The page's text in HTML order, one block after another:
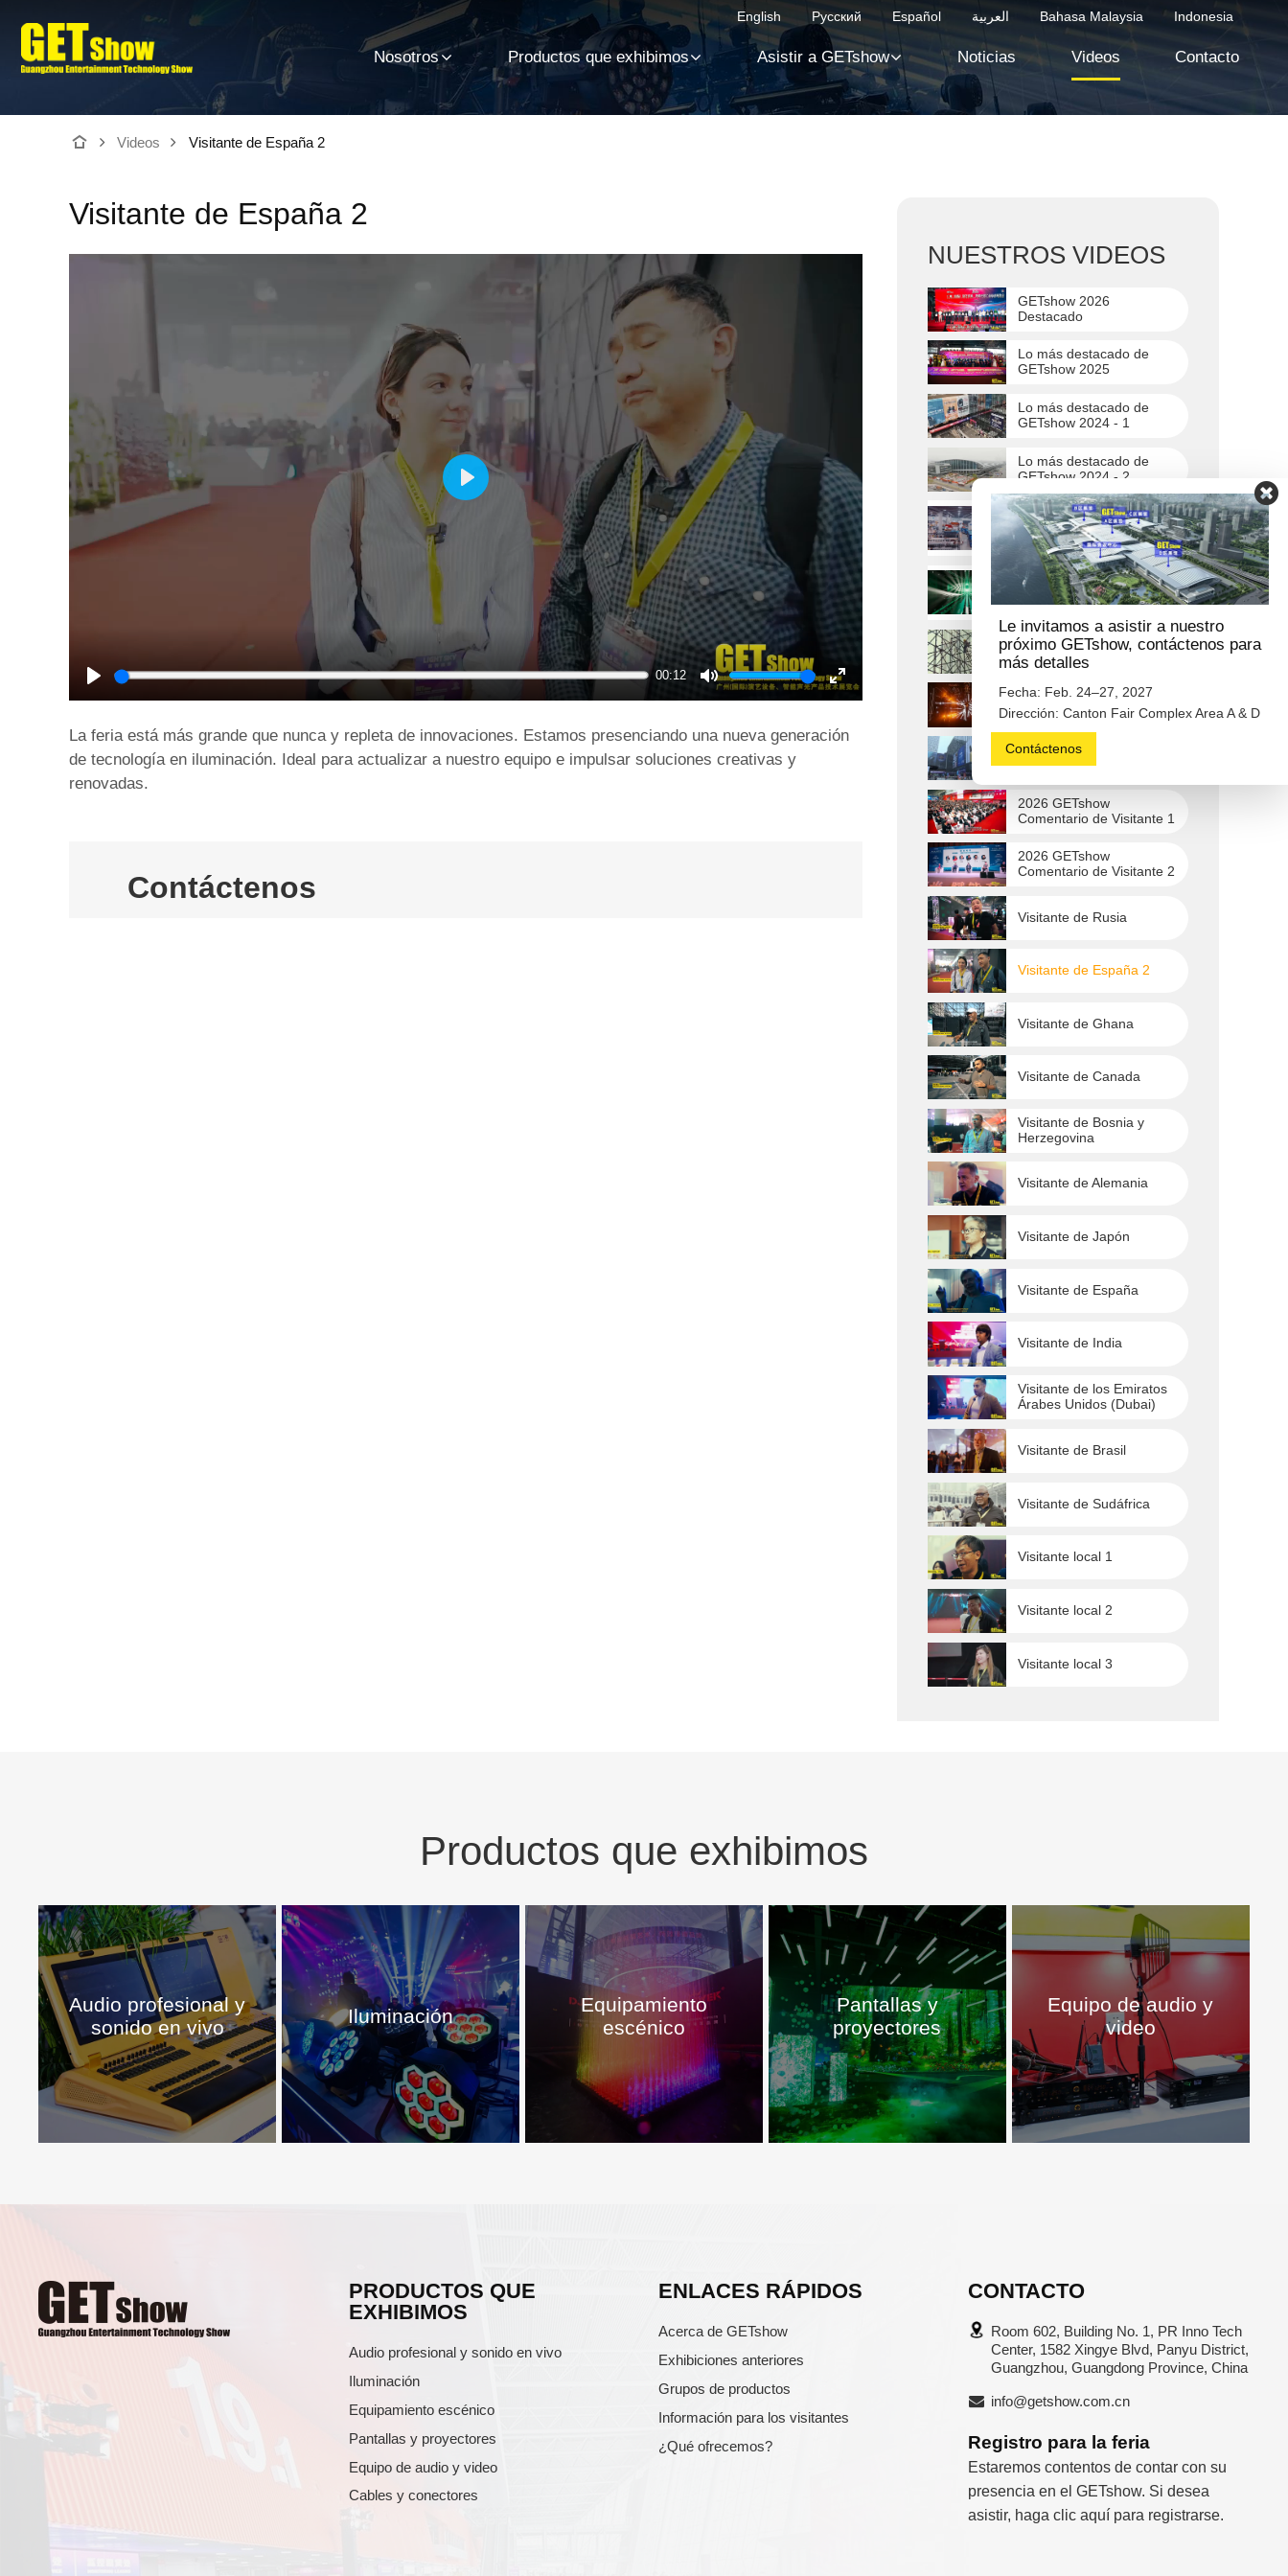
English Русский Español العربية Bahasa Malaysia Indonesia
Nosotros Productos que exhibimos Asistir a GETshow Noticias Videos Contacto
Videos Visitante de España 2
Visitante de España 2
Play
00:12
Mute
Enter
Play
La feria está más grande que nunca y repleta de innovaciones. Estamos presenciando una nueva generación
de tecnología en iluminación. Ideal para actualizar a nuestro equipo e impulsar soluciones creativas y
renovadas.
Contáctenos
NUESTROS VIDEOS
GETshow 2026
Destacado
Lo más destacado de
GETshow 2025
Lo más destacado de
GETshow 2024 - 1
Lo más destacado de
GETshow 2024 - 2
Construcción del stand
de exposición GETshow
2024
Espectáculo de luces
"HALO" en GETshow
2024
Lo más destacado de
GETshow 2023
Espectáculo de luces
GETshow 2023
Lo más destacado de
GETshow 2018
2026 GETshow
Comentario de Visitante 1
2026 GETshow
Comentario de Visitante 2
Visitante de Rusia
Visitante de España 2
Visitante de Ghana
Visitante de Canada
Visitante de Bosnia y
Herzegovina
Visitante de Alemania
Visitante de Japón
Visitante de España
Visitante de India
Visitante de los Emiratos
Árabes Unidos (Dubai)
Visitante de Brasil
Visitante de Sudáfrica
Visitante local 1
Visitante local 2
Visitante local 3
Productos que exhibimos
Audio profesional y
sonido en vivo
Iluminación
Equipamiento
escénico
Pantallas y
proyectores
Equipo de audio y
video
PRODUCTOS QUE
EXHIBIMOS
Audio profesional y sonido en vivo
Iluminación
Equipamiento escénico
Pantallas y proyectores
Equipo de audio y video
Cables y conectores
ENLACES RÁPIDOS
Acerca de GETshow
Exhibiciones anteriores
Grupos de productos
Información para los visitantes
¿Qué ofrecemos?
CONTACTO
Room 602, Building No. 1, PR Inno Tech
Center, 1582 Xingye Blvd, Panyu District,
Guangzhou, Guangdong Province, China
info@getshow.com.cn
Registro para la feria
Estaremos contentos de contar con su
presencia en el GETshow. Si desea
asistir, haga clic aquí para registrarse.
Le invitamos a asistir a nuestro
próximo GETshow, contáctenos para
más detalles
Fecha: Feb. 24–27, 2027
Dirección: Canton Fair Complex Area A & D
Contáctenos